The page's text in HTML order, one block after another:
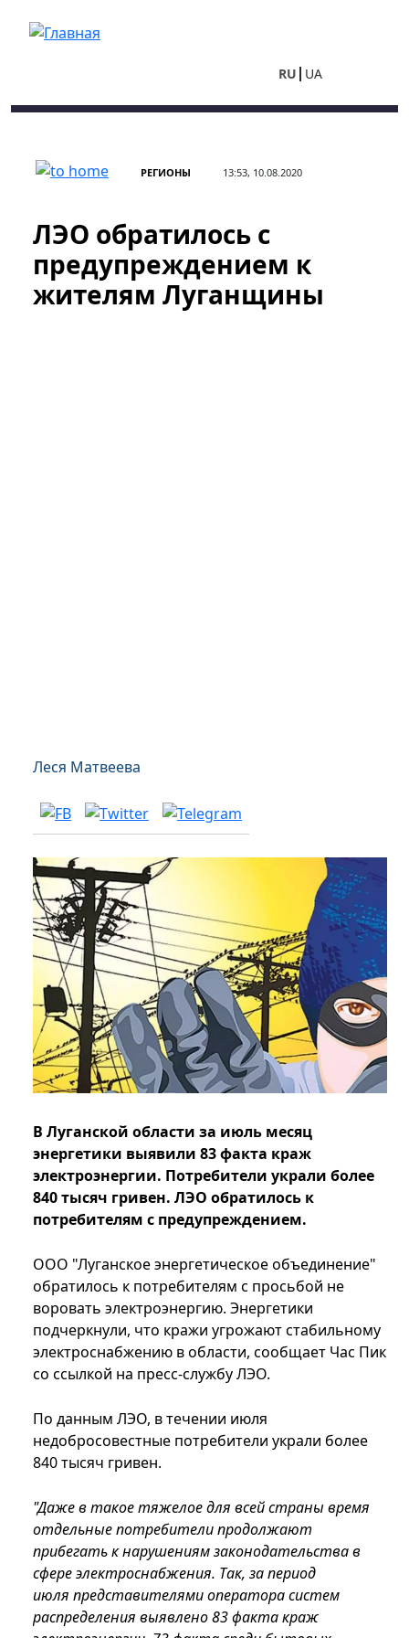
RU UA
РЕГИОНЫ 13:53, 10.08.2020
ЛЭО обратилось с
предупреждением к
жителям Луганщины
Леся Матвеева
В Луганской области за июль месяц
энергетики выявили 83 факта краж
электроэнергии. Потребители украли более
840 тысяч гривен. ЛЭО обратилось к
потребителям с предупреждением.​​​​​​​
ООО "Луганское энергетическое объединение"
обратилось к потребителям с просьбой не
воровать электроэнергию. Энергетики
подчеркнули, что кражи угрожают стабильному
электроснабжению в области, сообщает Час Пик
со ссылкой на пресс-службу ЛЭО.
По данным ЛЭО, в течении июля
недобросовестные потребители украли более
840 тысяч гривен.
"Даже в такое тяжелое для всей страны время
отдельные потребители продолжают
прибегать к нарушениям законодательства в
сфере электроснабжения. Так, за период
июля представителями оператора систем
распределения выявлено 83 факта краж